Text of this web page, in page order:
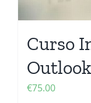
Curso
Outlook
€75.00